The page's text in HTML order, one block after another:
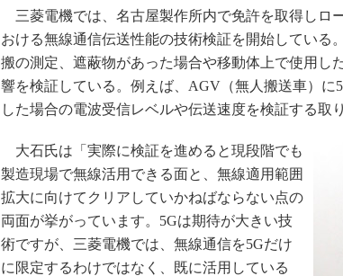
三菱電機では、名古屋製作所内で免許を取得しロ
おける無線通信伝送性能の技術検証を開始している
搬の測定、遮蔽物があった場合や移動体上で使用し
響を検証している。例えば、AGV（無人搬送車）に
した場合の電波受信レベルや伝送速度を検証する取
大石氏は「実際に検証を進めると現段階でも
製造現場で無線活用できる面と、無線適用範囲
拡大に向けてクリアしていかねばならない点の
両面が挙がっています。5Gは期待が大きい技
術ですが、三菱電機では、無線通信を5Gだけ
に限定するわけではなく、既に活用している